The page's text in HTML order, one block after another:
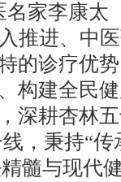
名家李康太
推进、中
的诊疗优
构建全民
深耕杏林
，秉持“
髓与现代